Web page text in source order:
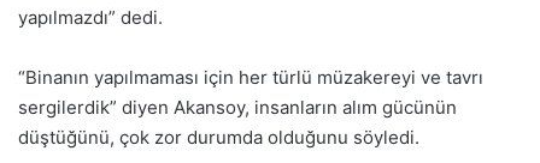
yapılmazdı” dedi.
“Binanın yapılmaması için her türlü müzakereyi ve tavrı
sergilerdik” diyen Akansoy, insanların alım gücünün
düştüğünü, çok zor durumda olduğunu söyledi.